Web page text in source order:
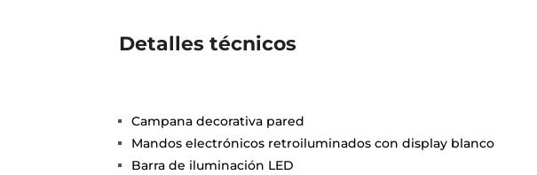
Detalles técnicos
Campana decorativa pared
Mandos electrónicos retroiluminados con display blanco
Barra de iluminación LED